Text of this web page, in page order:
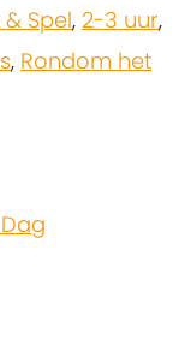
Spel, 2-3 uur,
, Rondom het